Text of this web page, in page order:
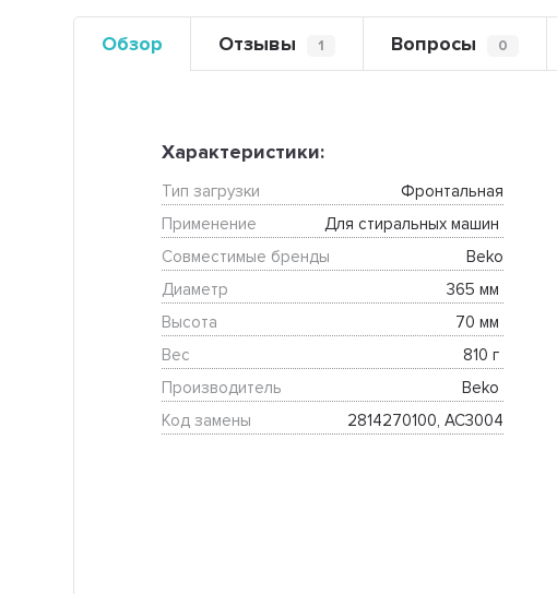
Обзор Отзывы 1 Вопросы 0
Характеристики:
Тип загрузки
Фронтальная
Применение
Для стиральных машин
Совместимые бренды
Beko
Диаметр
365 мм
Высота
70 мм
Вес
810 г
Производитель
Beko
Код замены
2814270100, AC3004